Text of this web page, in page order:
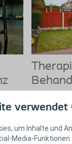
verwendet
um Inhalte und
Media-Funktionen
Therapien &